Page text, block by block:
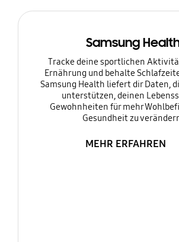
Samsung
Tracke deine sportlichen
Ernährung und behalte
Samsung Health liefert dir Daten,
unterstützen, deinen
Gewohnheiten für mehr
Gesundheit zu
MEHR ERFAHREN